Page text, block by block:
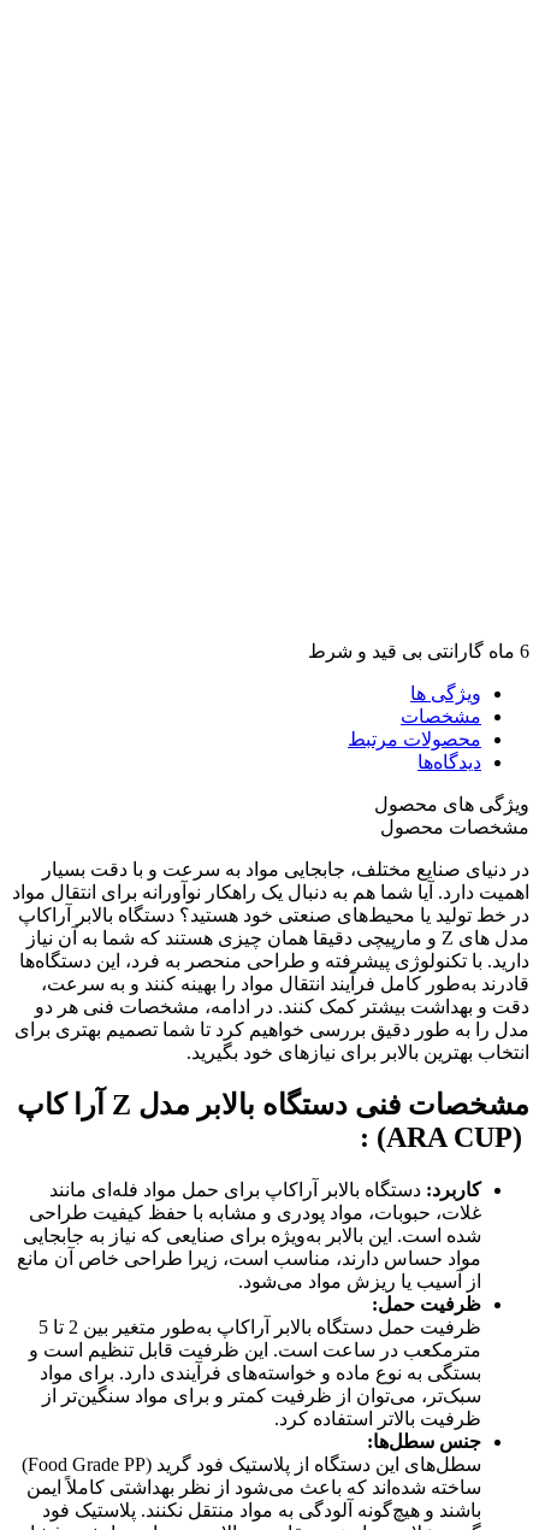
6 ماه گارانتی بی قید و شرط
ویژگی ها
مشخصات
محصولات مرتبط
دیدگاه‌ها
ویژگی های محصول
مشخصات محصول
در دنیای صنایع مختلف، جابجایی مواد به سرعت و با دقت بسیار
اهمیت دارد. آیا شما هم به دنبال یک راهکار نوآورانه برای انتقال مواد
در خط تولید یا محیط‌های صنعتی خود هستید؟ دستگاه بالابر آراکاپ
مدل های Z و مارپیچی دقیقا همان چیزی هستند که شما به آن نیاز
دارید. با تکنولوژی پیشرفته و طراحی منحصر به فرد، این دستگاه‌ها
قادرند به‌طور کامل فرآیند انتقال مواد را بهینه کنند و به سرعت،
دقت و بهداشت بیشتر کمک کنند. در ادامه، مشخصات فنی هر دو
مدل را به طور دقیق بررسی خواهیم کرد تا شما تصمیم بهتری برای
انتخاب بهترین بالابر برای نیازهای خود بگیرید.
مشخصات فنی دستگاه بالابر مدل
آرا کاپ
(ARA CUP)
:
کاربرد: دستگاه بالابر آراکاپ برای حمل مواد فله‌ای مانند
غلات، حبوبات، مواد پودری و مشابه با حفظ کیفیت طراحی
شده است. این بالابر به‌ویژه برای صنایعی که نیاز به جابجایی
مواد حساس دارند، مناسب است، زیرا طراحی خاص آن مانع
از آسیب یا ریزش مواد می‌شود.
ظرفیت حمل:
ظرفیت حمل دستگاه بالابر آراکاپ به‌طور متغیر بین 2 تا 5
مترمکعب در ساعت است. این ظرفیت قابل تنظیم است و
بستگی به نوع ماده و خواسته‌های فرآیندی دارد. برای مواد
سبک‌تر، می‌توان از ظرفیت کمتر و برای مواد سنگین‌تر از
ظرفیت بالاتر استفاده کرد.
جنس سطل‌ها:
سطل‌های این دستگاه از پلاستیک فود گرید (Food Grade PP)
ساخته شده‌اند که باعث می‌شود از نظر بهداشتی کاملاً ایمن
باشند و هیچ‌گونه آلودگی به مواد منتقل نکنند. پلاستیک فود